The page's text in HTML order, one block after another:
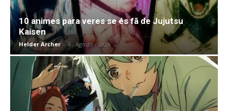
10 animes para veres se és fã de Jujutsu
Kaisen
Helder Archer - 6 , Agosto , 2026